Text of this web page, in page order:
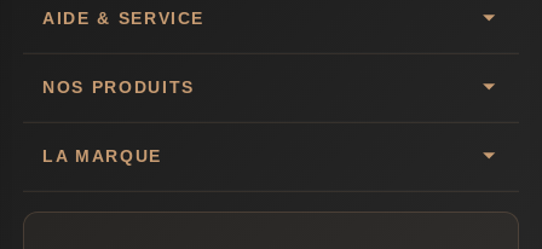
AIDE & SERVICE
NOS PRODUITS
LA MARQUE